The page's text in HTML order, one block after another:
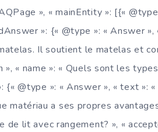
», « mainEntity »: [{«
»: {« @type »: « Answer »,
Il soutient le matelas et
», « name »: « Quels sont les
@type »: « Answer », « text »:
a ses propres
de lit avec rangement? », «